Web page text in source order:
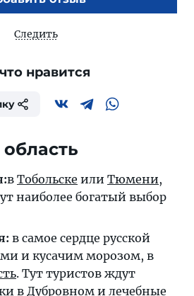
Следить
нравится
в Тобольске или Тюмени,
наиболее богатый выбор
в самое сердце русской
и кусачим морозом, в
. Тут туристов ждут
в Дубровном и лечебные